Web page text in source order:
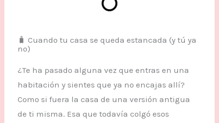
🧳 Cuando tu casa se queda estancada (y tú ya
no)
¿Te ha pasado alguna vez que entras en una
habitación y sientes que ya no encajas allí?
Como si fuera la casa de una versión antigua
de ti misma. Esa que todavía colgó esos